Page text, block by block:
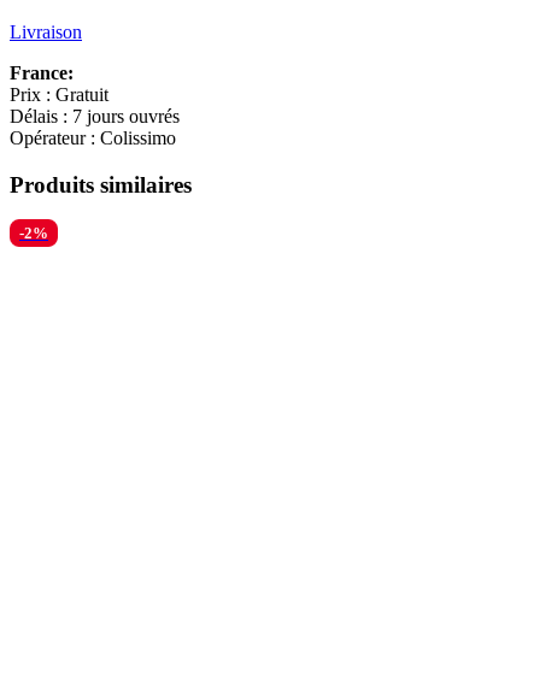
Livraison
France:
Prix : Gratuit
Délais : 7 jours ouvrés
Opérateur : Colissimo
Produits similaires
-2%